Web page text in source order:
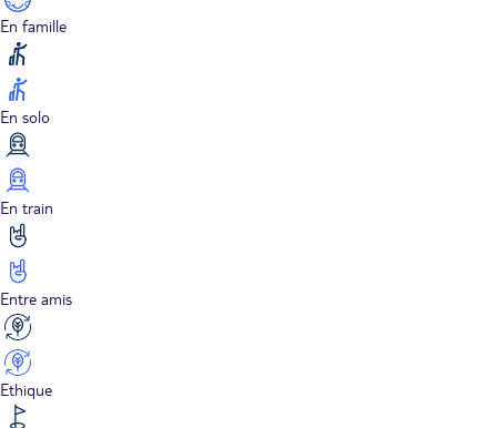
En famille
En solo
En train
Entre amis
Ethique